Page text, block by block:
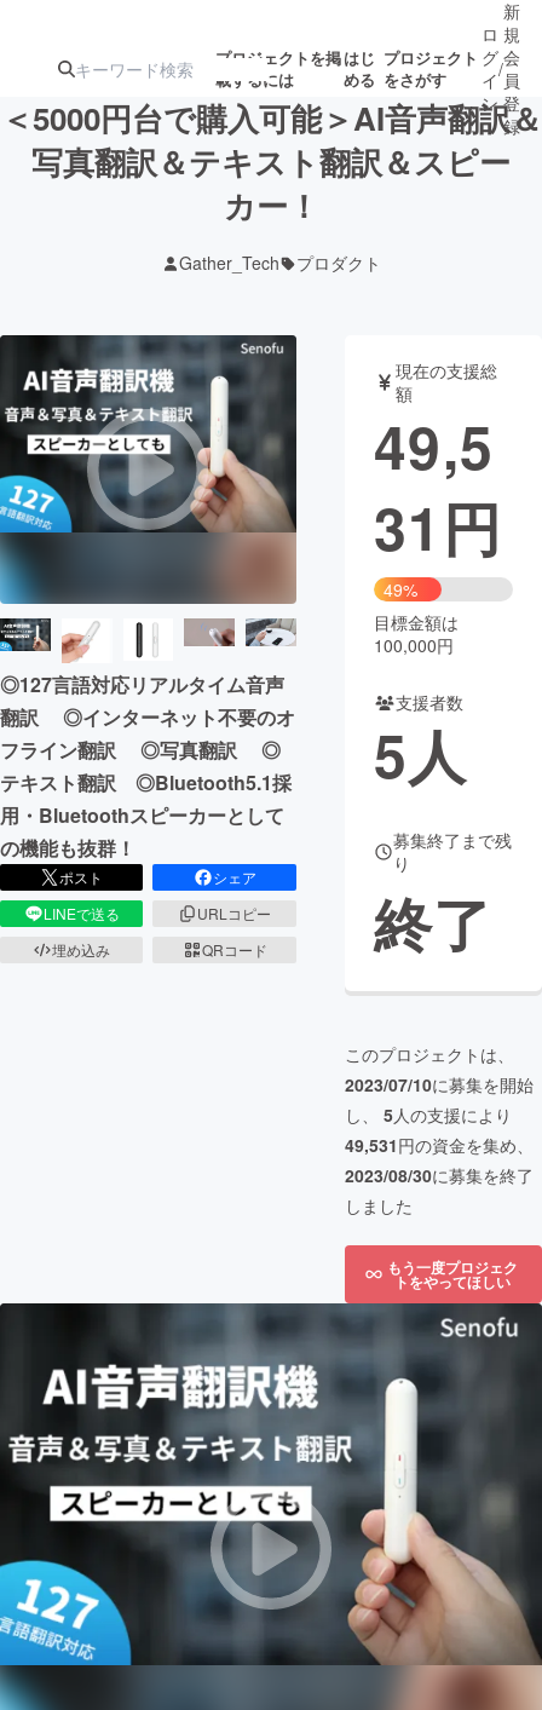
プロジェクトを掲
載するには
はじ
める
プロジェクト
をさがす
注目の新着プロ 募集終了が近いプ
テクノロジー・ガジェット
映像・映画 書籍・雑誌
ビジネス・起業 チャレンジ
CAMPFIRE for Social Good
CAMPFIRE Creation
CAMPFIREふるさと納税
コミュニティ
ロ
グ
イ
ン
/
新
規
会
員
登
録
＜5000円台で購入可能＞AI音声翻訳＆
写真翻訳＆テキスト翻訳＆スピー
カー！
Gather_Tech プロダクト
◎127言語対応リアルタイム音声
翻訳 ◎インターネット不要のオ
フライン翻訳 ◎写真翻訳 ◎
テキスト翻訳 ◎Bluetooth5.1採
用・Bluetoothスピーカーとして
の機能も抜群！
ポスト
シェア
LINEで送る
URLコピー
埋め込み
QRコード
現在の支援総
額
49,5
31 円
49%
目標金額は
100,000円
支援者数
5人
募集終了まで残
り
終了
このプロジェクトは、
2023/07/10に募集を開始
し、 5人の支援により
49,531円の資金を集め、
2023/08/30に募集を終了
しました
もう一度プロジェク
トをやってほしい